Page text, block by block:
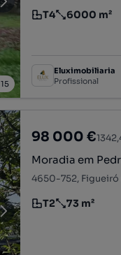
15
Tipologia
T4
Preço por metro
6000 m²
Eluximobiliaria
Profissional
98 000 €
Moradia em
4650-752, Figueiró
Tipologia
T2
Preço por metro
73 m²